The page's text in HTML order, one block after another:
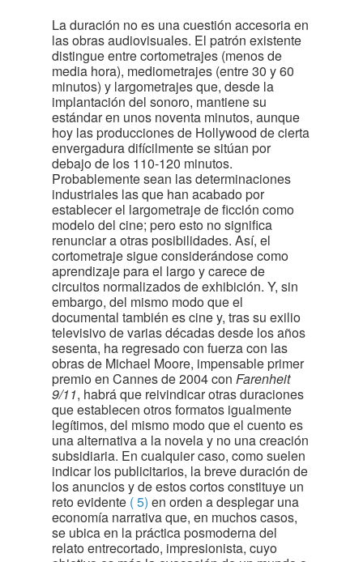
La duración no es una cuestión accesoria en
las obras audiovisuales. El patrón existente
distingue entre cortometrajes (menos de
media hora), mediometrajes (entre 30 y 60
minutos) y largometrajes que, desde la
implantación del sonoro, mantiene su
estándar en unos noventa minutos, aunque
hoy las producciones de Hollywood de cierta
envergadura difícilmente se sitúan por
debajo de los 110-120 minutos.
Probablemente sean las determinaciones
industriales las que han acabado por
establecer el largometraje de ficción como
modelo del cine; pero esto no significa
renunciar a otras posibilidades. Así, el
cortometraje sigue considerándose como
aprendizaje para el largo y carece de
circuitos normalizados de exhibición. Y, sin
embargo, del mismo modo que el
documental también es cine y, tras su exilio
televisivo de varias décadas desde los años
sesenta, ha regresado con fuerza con las
obras de Michael Moore, impensable primer
premio en Cannes de 2004 con Farenheit
9/11, habrá que reivindicar otras duraciones
que establecen otros formatos igualmente
legítimos, del mismo modo que el cuento es
una alternativa a la novela y no una creación
subsidiaria. En cualquier caso, como suelen
indicar los publicitarios, la breve duración de
los anuncios y de estos cortos constituye un
reto evidente( 5) en orden a desplegar una
economía narrativa que, en muchos casos,
se ubica en la práctica posmoderna del
relato entrecortado, impresionista, cuyo